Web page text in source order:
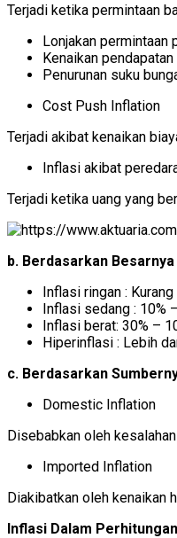
Terjadi ketika permintaan
Lonjakan permintaan
Kenaikan
Penurunan suku
Cost Push Inflation
Terjadi akibat kenaikan
Inflasi akibat
Terjadi ketika uang yang
b. Berdasarkan
Inflasi ringan :
Inflasi sedang : 10%
Inflasi berat: 30% –
Hiperinflasi : Lebih
c. Berdasarkan
Domestic Inflation
Disebabkan oleh
Imported Inflation
Diakibatkan oleh kenaikan
Inflasi Dalam